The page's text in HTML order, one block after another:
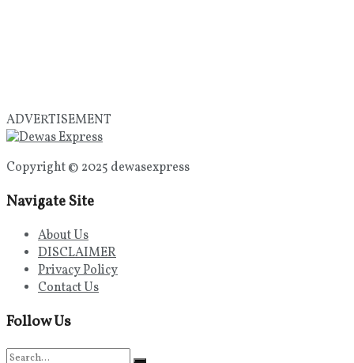
ADVERTISEMENT
Copyright © 2025 dewasexpress
Navigate Site
About Us
DISCLAIMER
Privacy Policy
Contact Us
Follow Us